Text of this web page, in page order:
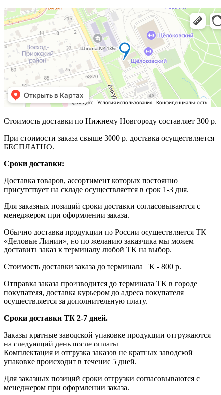
Стоимость доставки по Нижнему Новгороду составляет 300 р.
При стоимости заказа свыше 3000 р. доставка осуществляется
БЕСПЛАТНО.
Сроки доставки:
Доставка товаров, ассортимент которых постоянно
присутствует на складе осуществляется в срок 1-3 дня.
Для заказных позиций сроки доставки согласовываются с
менеджером при оформлении заказа.
Обычно доставка продукции по России осуществляется ТК
«Деловые Линии», но по желанию заказчика мы можем
доставить заказ к терминалу любой ТК на выбор.
Стоимость доставки заказа до терминала ТК - 800 р.
Отправка заказа производится до терминала ТК в городе
покупателя, доставка курьером до адреса покупателя
осуществляется за дополнительную плату.
Сроки доставки ТК 2-7 дней.
Заказы кратные заводской упаковке продукции отгружаются
на следующий день после оплаты.
Комплектация и отгрузка заказов не кратных заводской
упаковке происходит в течение 5 дней.
Для заказных позиций сроки отгрузки согласовываются с
менеджером при оформлении заказа.